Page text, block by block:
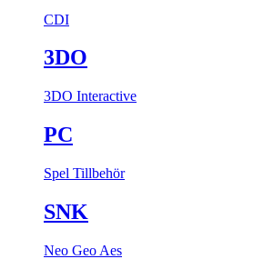
CDI
3DO
3DO Interactive
PC
Spel Tillbehör
SNK
Neo Geo Aes